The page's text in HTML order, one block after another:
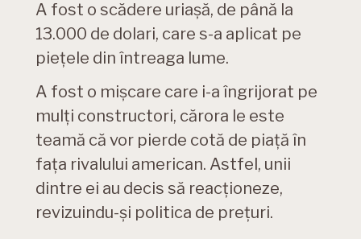
A fost o scădere uriașă, de până la
13.000 de dolari, care s-a aplicat pe
piețele din întreaga lume.
A fost o mișcare care i-a îngrijorat pe
mulți constructori, cărora le este
teamă că vor pierde cotă de piață în
fața rivalului american. Astfel, unii
dintre ei au decis să reacționeze,
revizuindu-și politica de prețuri.